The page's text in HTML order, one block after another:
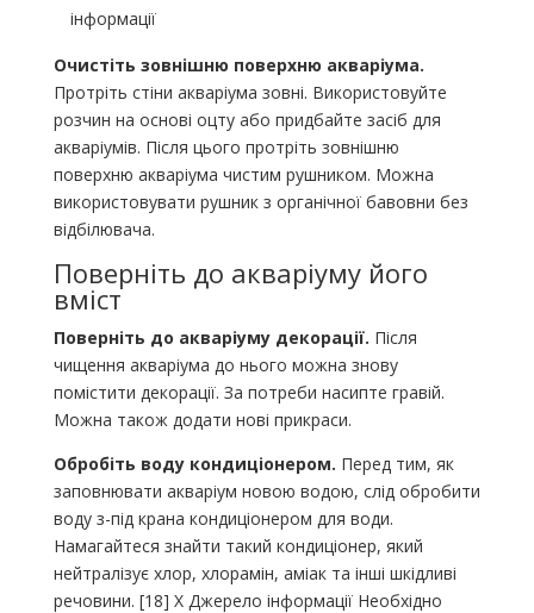
інформації
Очистіть зовнішню поверхню акваріума.
Протріть стіни акваріума зовні. Використовуйте
розчин на основі оцту або придбайте засіб для
акваріумів. Після цього протріть зовнішню
поверхню акваріума чистим рушником. Можна
використовувати рушник з органічної бавовни без
відбілювача.
Поверніть до акваріуму його
вміст
Поверніть до акваріуму декорації. Після
чищення акваріума до нього можна знову
помістити декорації. За потреби насипте гравій.
Можна також додати нові прикраси.
Обробіть воду кондиціонером. Перед тим, як
заповнювати акваріум новою водою, слід обробити
воду з-під крана кондиціонером для води.
Намагайтеся знайти такий кондиціонер, який
нейтралізує хлор, хлорамін, аміак та інші шкідливі
речовини. [18] X Джерело інформації Необхідно